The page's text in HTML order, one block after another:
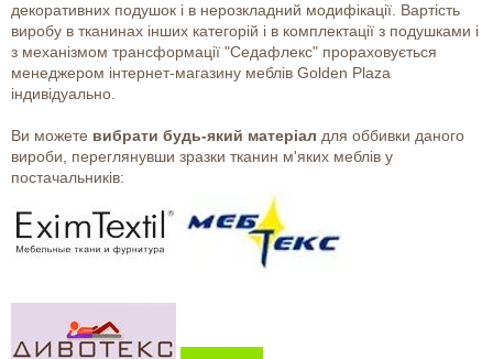
декоративних подушок і в нерозкладний модифікації. Вартість
виробу в тканинах інших категорій і в комплектації з подушками і
з механізмом трансформації "Седафлекс" прораховується
менеджером інтернет-магазину меблів Golden Plaza
індивідуально.
Ви можете вибрати будь-який матеріал для оббивки даного
вироби, переглянувши зразки тканин м'яких меблів у
постачальників: